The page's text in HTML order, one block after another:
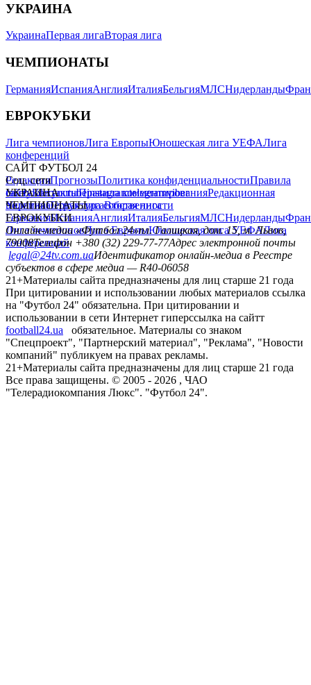
УКРАИНА
УкраинаПервая лигаВторая лига
ЧЕМПИОНАТЫ
ГерманияИспанияАнглияИталияБельгияМЛСНидерланды
ЕВРОКУБКИ
Лига чемпионовЛига ЕвропыЮношеская лига УЕФАЛига
конференций
САЙТ ФУТБОЛ 24
РедакцияПрогнозыПолитика конфиденциальностиПравила
сайтуКонтактыПравила комментированияРедакционная
политикаСтруктура собственности
Соц. сети
facebookxyoutubeinstagramtelegramviber
УКРАИНА
УкраинаПервая лигаВторая лига
ЧЕМПИОНАТЫ
ГерманияИспанияАнглияИталияБельгияМЛСНидерланды
ЕВРОКУБКИ
Лига чемпионовЛига ЕвропыЮношеская лига УЕФАЛига
конференций
Онлайн-медиа «Футбол 24»пл. Галицкая, дом. 15, м. Львов,
79008Телефон +380 (32) 229-77-77Адрес электронной почты
legal@24tv.com.uaИдентификатор онлайн-медиа в Реестре
субъектов в сфере медиа — R40-06058
21+Материалы сайта предназначены для лиц старше 21 года
При цитировании и использовании любых материалов ссылка
на "Футбол 24" обязательна. При цитировании и
использовании в сети Интернет гиперссылка на сайтт
football24.ua
обязательное. Материалы со знаком
"Спецпроект", "Партнерский материал", "Реклама", "Новости
компаний" публикуем на правах рекламы.
21+Материалы сайта предназначены для лиц старше 21 года
Все права защищены. © 2005 - 2026 , ЧАО
"Телерадиокомпания Люкс". "Футбол 24".